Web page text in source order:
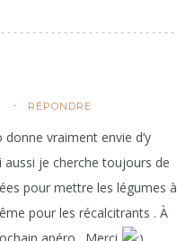
RÉPONDRE
vraiment envie d’y
aussi je cherche toujours de
pour mettre les légumes à
pour les récalcitrants . À